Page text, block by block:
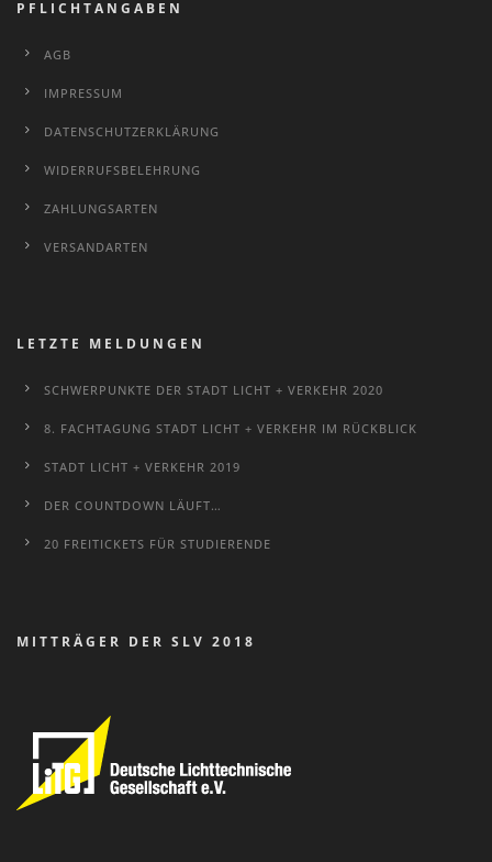
PFLICHTANGABEN
AGB
IMPRESSUM
DATENSCHUTZERKLÄRUNG
WIDERRUFSBELEHRUNG
ZAHLUNGSARTEN
VERSANDARTEN
LETZTE MELDUNGEN
SCHWERPUNKTE DER STADT LICHT + VERKEHR 2020
8. FACHTAGUNG STADT LICHT + VERKEHR IM RÜCKBLICK
STADT LICHT + VERKEHR 2019
DER COUNTDOWN LÄUFT…
20 FREITICKETS FÜR STUDIERENDE
MITTRÄGER DER SLV 2018